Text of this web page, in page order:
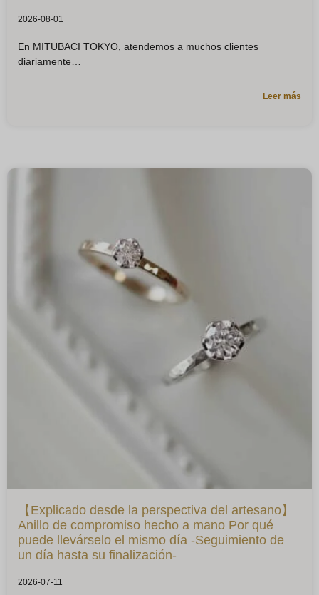
2026-08-01
En MITUBACI TOKYO, atendemos a muchos clientes
diariamente
Leer más
【Explicado desde la perspectiva del artesano】
Anillo de compromiso hecho a mano Por qué
puede llevárselo el mismo día -Seguimiento de
un día hasta su finalización-
2026-07-11